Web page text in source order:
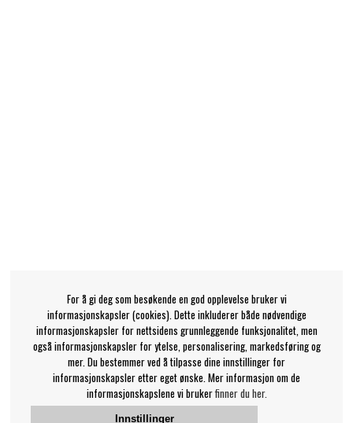
For å gi deg som besøkende en god opplevelse bruker vi
informasjonskapsler (cookies). Dette inkluderer både nødvendige
informasjonskapsler for nettsidens grunnleggende funksjonalitet, men
også informasjonskapsler for ytelse, personalisering, markedsføring og
mer. Du bestemmer ved å tilpasse dine innstillinger for
informasjonskapsler etter eget ønske. Mer informasjon om de
informasjonskapslene vi brukerfinner du her.
Innstillinger